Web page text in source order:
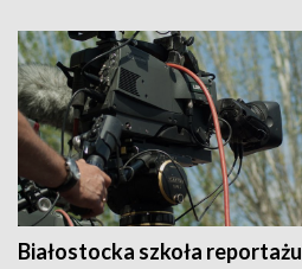
Białostocka szkoła reportażu